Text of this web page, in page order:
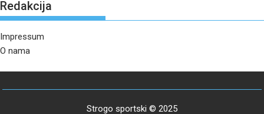
Redakcija
Impressum
O nama
Strogo sportski © 2025